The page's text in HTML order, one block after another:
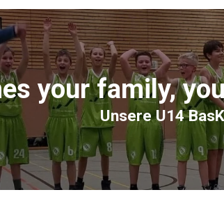
your family,
Unsere U14